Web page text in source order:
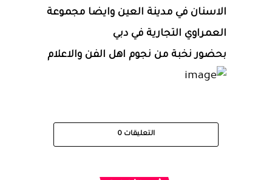
الاسنان في مدينة العين وايضا مجموعة
العمراوي التجارية في دبي
بحضور نخبة من نجوم اهل الفن والاعلام
التعليقات 0